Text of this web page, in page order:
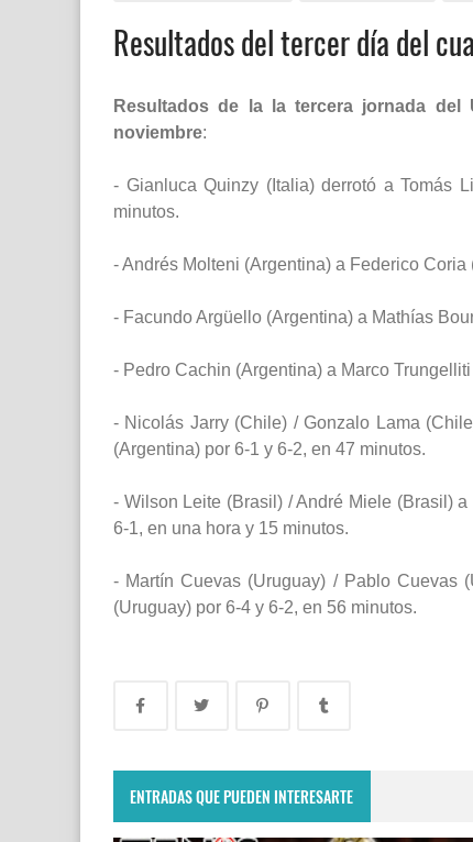
Resultados del tercer día del
Resultados de la la tercera jornada del
noviembre:
- Gianluca Quinzy (Italia) derrotó a Tomás
minutos.
- Andrés Molteni (Argentina) a Federico
- Facundo Argüello (Argentina) a Mathías
- Pedro Cachin (Argentina) a Marco
- Nicolás Jarry (Chile) / Gonzalo Lama
(Argentina) por 6-1 y 6-2, en 47 minutos.
- Wilson Leite (Brasil) / André Miele (Brasil)
6-1, en una hora y 15 minutos.
- Martín Cuevas (Uruguay) / Pablo Cuevas
(Uruguay) por 6-4 y 6-2, en 56 minutos.
ENTRADAS QUE PUEDEN INTERESARTE